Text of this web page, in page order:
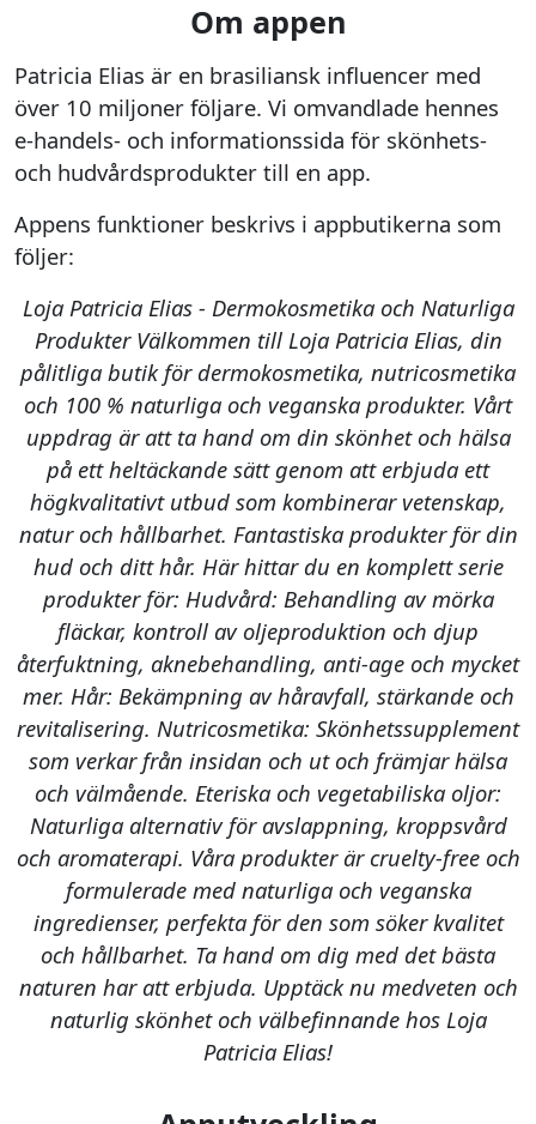
Om appen
Patricia Elias är en brasiliansk influencer med
över 10 miljoner följare. Vi omvandlade hennes
e‑handels- och informationssida för skönhets-
och hudvårdsprodukter till en app.
Appens funktioner beskrivs i appbutikerna som
följer:
Loja Patricia Elias - Dermokosmetika och Naturliga
Produkter Välkommen till Loja Patricia Elias, din
pålitliga butik för dermokosmetika, nutricosmetika
och 100 % naturliga och veganska produkter. Vårt
uppdrag är att ta hand om din skönhet och hälsa
på ett heltäckande sätt genom att erbjuda ett
högkvalitativt utbud som kombinerar vetenskap,
natur och hållbarhet. Fantastiska produkter för din
hud och ditt hår. Här hittar du en komplett serie
produkter för: Hudvård: Behandling av mörka
fläckar, kontroll av oljeproduktion och djup
återfuktning, aknebehandling, anti-age och mycket
mer. Hår: Bekämpning av håravfall, stärkande och
revitalisering. Nutricosmetika: Skönhetssupplement
som verkar från insidan och ut och främjar hälsa
och välmående. Eteriska och vegetabiliska oljor:
Naturliga alternativ för avslappning, kroppsvård
och aromaterapi. Våra produkter är cruelty-free och
formulerade med naturliga och veganska
ingredienser, perfekta för den som söker kvalitet
och hållbarhet. Ta hand om dig med det bästa
naturen har att erbjuda. Upptäck nu medveten och
naturlig skönhet och välbefinnande hos Loja
Patricia Elias!